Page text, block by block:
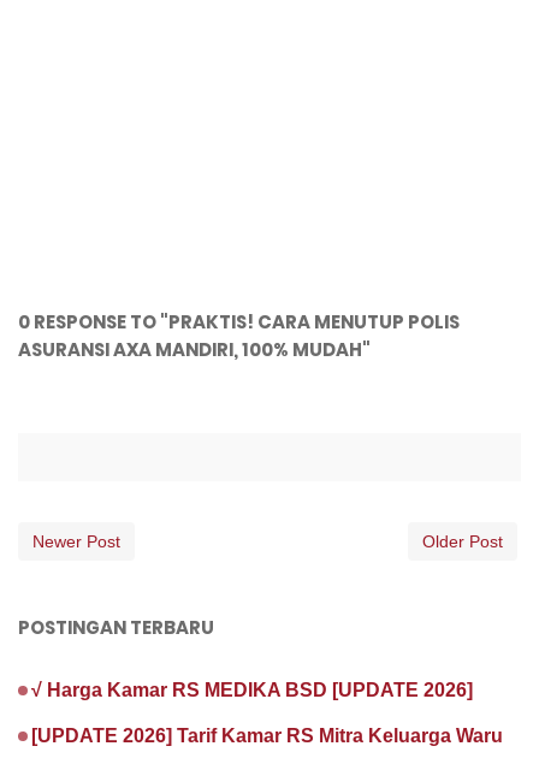
0 RESPONSE TO "PRAKTIS! CARA MENUTUP POLIS
ASURANSI AXA MANDIRI, 100% MUDAH"
Newer Post Older Post
POSTINGAN TERBARU
√ Harga Kamar RS MEDIKA BSD [UPDATE 2026]
[UPDATE 2026] Tarif Kamar RS Mitra Keluarga Waru